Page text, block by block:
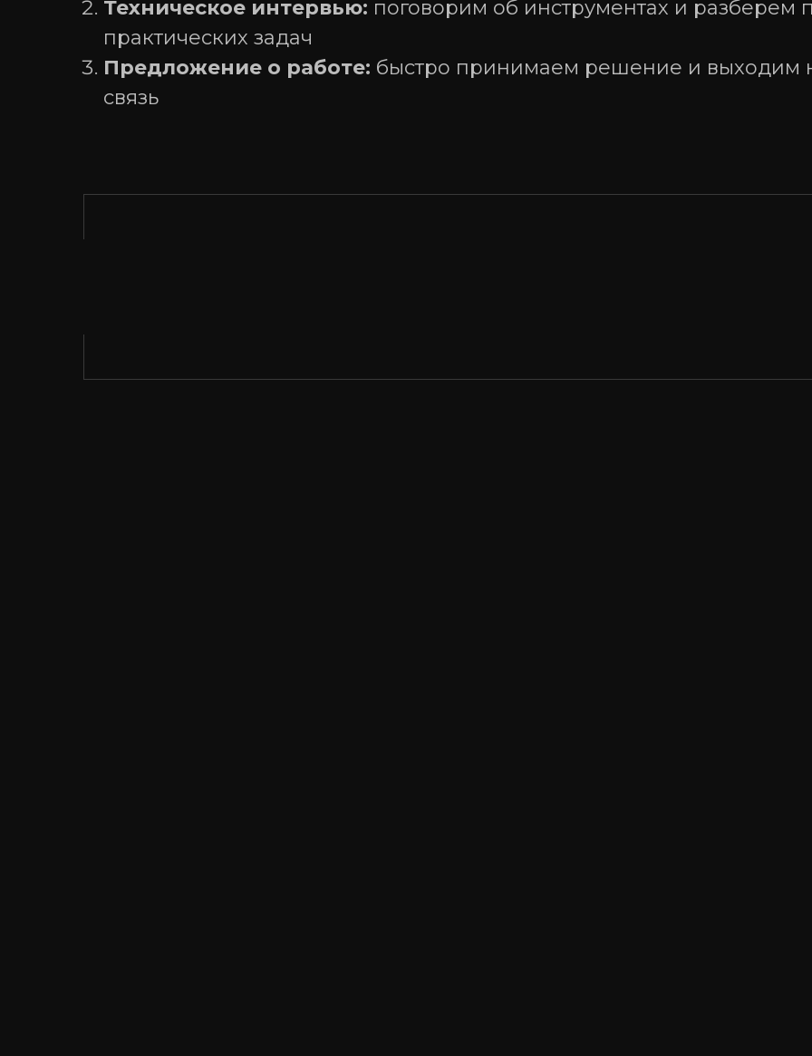
Техническое интервью: поговорим об инструментах и разберем
практических задач
Предложение о работе: быстро принимаем решение и выходим
связь